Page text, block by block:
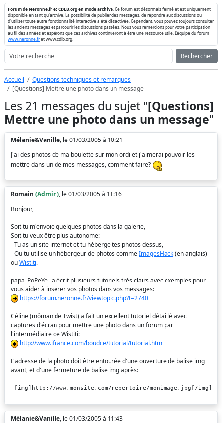
Forum de Neronne.fr et CDLB.org en mode archive . Ce forum est désormais fermé et est uniquement
disponible en tant qu'archive. La possibilité de publier des messages, de répondre aux discussions ou
d'utiliser toute autre fonctionnalité interactive a été désactivée. Cependant, vous pouvez toujours consulter
les anciens messages et parcourir les discussions passées. Nous vous remercions pour votre participation
au fil des années et espérons que ces archives continueront à être une ressource utile. L'équipe du forum
www.neronne.fret www.cdlb.org.
Rechercher
Accueil
Questions techniques et remarques
[Questions] Mettre une photo dans un message
Les 21 messages du sujet "[Questions]
Mettre une photo dans un message"
Mélanie&Vanille, le 01/03/2005 à 10:21
J'ai des photos de ma boulette sur mon ordi et j'aimerai pouvoir les
mettre dans un de mes messages, comment faire?
Romain (Admin), le 01/03/2005 à 11:16
Bonjour,
Soit tu m'envoie quelques photos dans la galerie,
Soit tu veux être plus autonome:
- Tu as un site internet et tu héberge tes photos dessus,
- Ou tu utilise un hébergeur de photos commeImagesHack(en anglais)
ouWistiti.
papa_PoPeYe_ a écrit plusieurs tutoriels très clairs avec exemples pour
vous aider à insérer vos photos dans vos messages:
https://forum.neronne.fr/viewtopic.php?t=2740
Céline (môman de Twist) a fait un excellent tutoriel détaillé avec
captures d'écran pour mettre une photo dans un forum par
l'intermédiaire de Wistiti:
http://www.ifrance.com/boudce/tutorial/tutorial.htm
L'adresse de la photo doit être entourée d'une ouverture de balise img
avant, et d'une fermeture de balise img après:
[img]http://www.monsite.com/repertoire/monimage.jpg[/img]
Mélanie&Vanille, le 01/03/2005 à 11:43